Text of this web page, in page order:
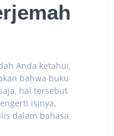
Anda ketahui,
bahwa buku
hal tersebut
isinya,
dalam bahasa